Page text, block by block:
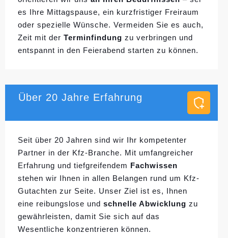
es Ihre Mittagspause, ein kurzfristiger Freiraum
oder spezielle Wünsche. Vermeiden Sie es auch,
Zeit mit der Terminfindung zu verbringen und
entspannt in den Feierabend starten zu können.
Über 20 Jahre Erfahrung
Seit über 20 Jahren sind wir Ihr kompetenter
Partner in der Kfz-Branche. Mit umfangreicher
Erfahrung und tiefgreifendem Fachwissen
stehen wir Ihnen in allen Belangen rund um Kfz-
Gutachten zur Seite. Unser Ziel ist es, Ihnen
eine reibungslose und schnelle Abwicklung zu
gewährleisten, damit Sie sich auf das
Wesentliche konzentrieren können.